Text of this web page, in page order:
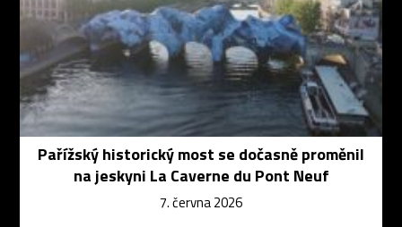
Pařížský historický most se dočasně proměnil
na jeskyni La Caverne du Pont Neuf
7. června 2026